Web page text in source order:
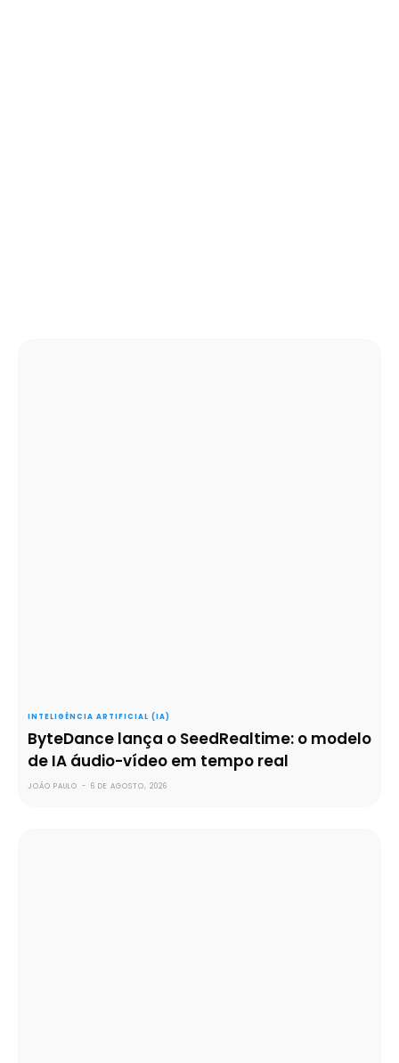
INTELIGÊNCIA ARTIFICIAL (IA)
ByteDance lança o SeedRealtime: o modelo
de IA áudio-vídeo em tempo real
JOÃO PAULO - 6 DE AGOSTO, 2026